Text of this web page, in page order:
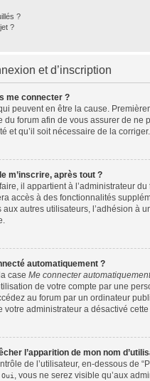
?
?
et d’inscription
me connecter ?
peuvent en être la cause.
du forum afin de vous assurer de
et qu’il soit nécessaire de la corriger.
m’inscrire, après tout ?
il appartient à l’administrateur
accès à des fonctionnalités
aux autres utilisateurs, l’adhésion à
automatiquement ?
case Me connecter automatiquement
de votre compte par une
au forum par un ordinateur
votre administrateur a désactivé cette
l’apparition de mon nom
de l’utilisateur, en-dessous de
Oui , vous ne serez visible qu’aux